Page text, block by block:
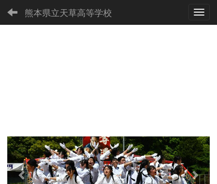
熊本県立天草高等学校